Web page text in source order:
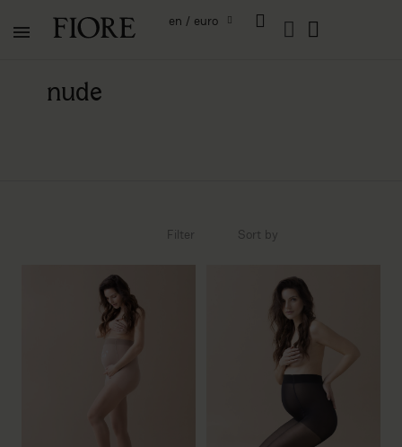
en / euro
nude
Sort by
Filter